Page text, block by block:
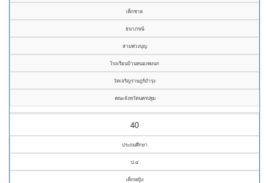
เด็กชาย
ธนาภรณ์
สามพ่วงบุญ
โรงเรียนบ้านหนองพงนก
วัดเจริญราษฎร์บำรุง
คณะจังหวัดนครปฐม
40
ประถมศึกษา
ป.๔
เด็กหญิง